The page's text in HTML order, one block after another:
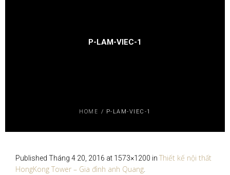
P-LAM-VIEC-1
HOME / P-LAM-VIEC-1
Published Tháng 4 20, 2016 at 1573×1200 in Thiết kế nội thất
HongKong Tower – Gia đình anh Quang.